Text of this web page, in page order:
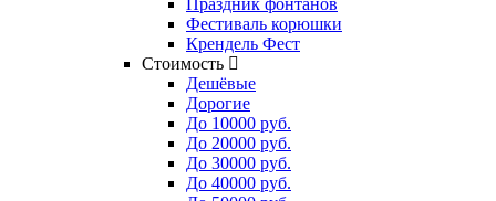
Праздник фонтанов
Фестиваль корюшки
Крендель Фест
Стоимость
Дешёвые
Дорогие
До 10000 руб.
До 20000 руб.
До 30000 руб.
До 40000 руб.